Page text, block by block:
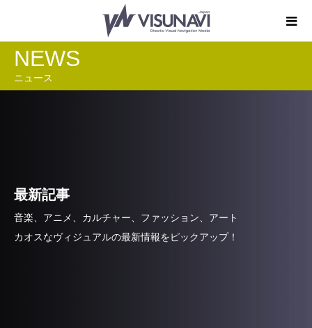
NEWS
ニュース
最新記事
音楽、アニメ、カルチャー、ファッション、アート
カオスなヴィジュアルの最新情報をピックアップ！